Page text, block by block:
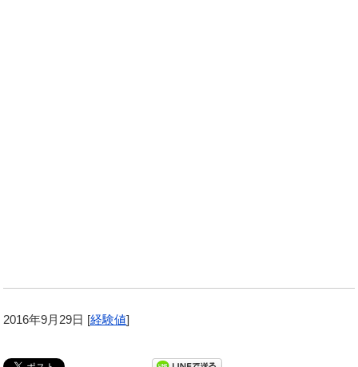
2016年9月29日 [経験値]